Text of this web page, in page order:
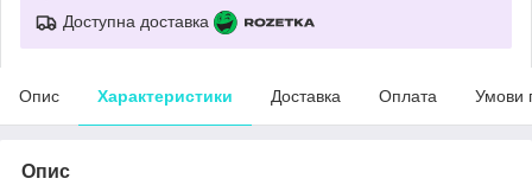
Доступна доставка
Опис Характеристики Доставка Оплата Умови
Опис